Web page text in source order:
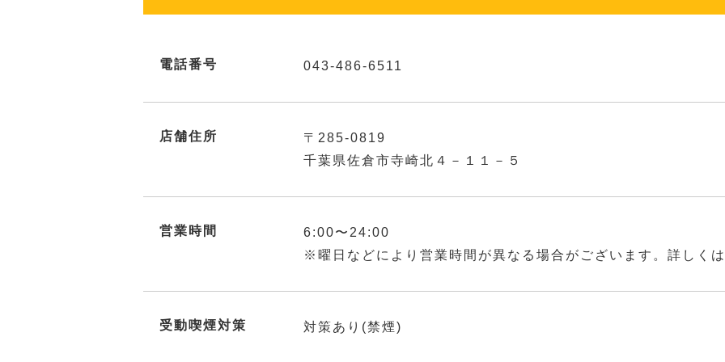
電話番号 043-486-6511
店舗住所
〒285-0819
千葉県佐倉市寺崎北４－１１－５
営業時間
6:00〜24:00
※曜日などにより営業時間が異なる場合がございます。詳しく
受動喫煙対策 対策あり(禁煙)